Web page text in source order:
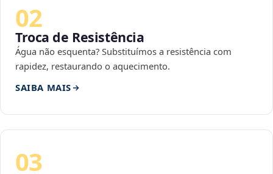
02
Troca de Resistência
Água não esquenta? Substituímos a resistência com
rapidez, restaurando o aquecimento.
SAIBA MAIS
03